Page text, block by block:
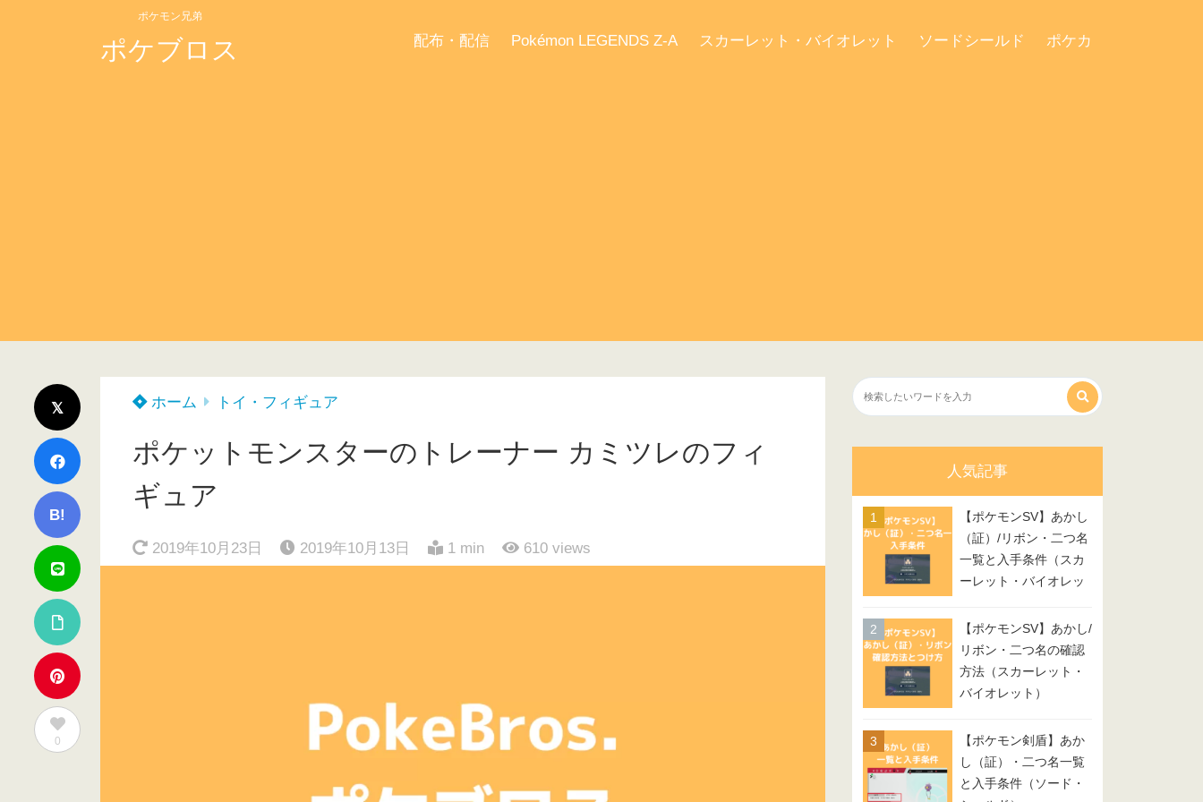
ポケモン兄弟
ポケブロス 配布・配信 Pokémon LEGENDS Z-A スカーレット・バイオレット ソードシールド ポケカ
B!
0
ホーム トイ・フィギュア
ポケットモンスターのトレーナー カミツレのフィ
ギュア
2019年10月23日 2019年10月13日 1 min 610 views
人気記事
【ポケモンSV】あかし
（証）/リボン・二つ名
一覧と入手条件（スカ
ーレット・バイオレッ
【ポケモンSV】あかし/
リボン・二つ名の確認
方法（スカーレット・
バイオレット）
【ポケモン剣盾】あか
し（証）・二つ名一覧
と入手条件（ソード・